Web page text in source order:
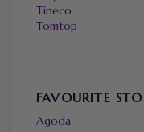
Tineco
Tomtop
FAVOURITE
Agoda